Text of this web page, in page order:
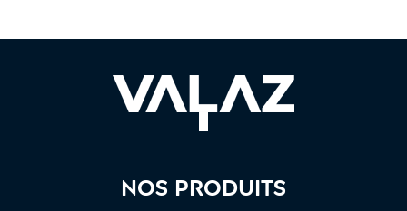
Nos produits